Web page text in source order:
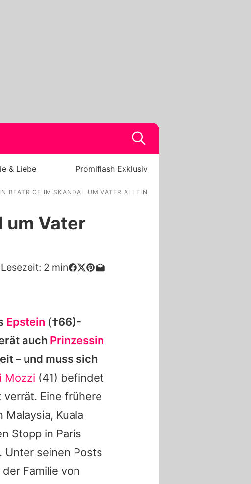
& Liebe Promiflash Exklusiv
BEATRICE IM SKANDAL UM VATER ALLEIN GELASSEN
um Vater
Lesezeit: 2 min
Epstein (†66)-
auch Prinzessin
– und muss sich
Mozzi (41) befindet
verrät. Eine frühere
Kuala
Stopp in Paris
Unter seinen Posts
Familie von